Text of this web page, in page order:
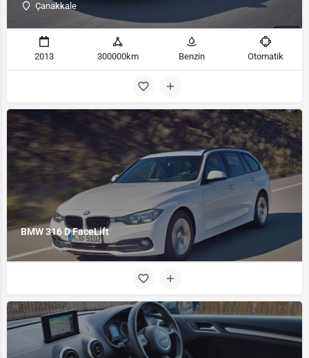
Çanakkale
2013 300000km Benzin Otomatik
BMW 316 D FaceLift